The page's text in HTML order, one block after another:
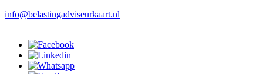
info@belastingadviseurkaart.nl